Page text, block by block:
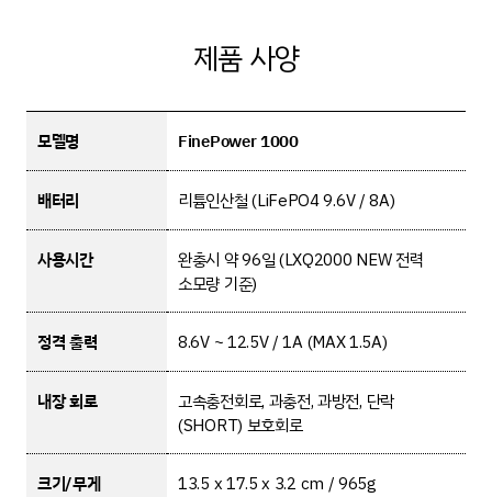
제품 사양
모델명 FinePower 1000
배터리 리튬인산철 (LiFePO4 9.6V / 8A)
사용시간
완충시 약 96일 (LXQ2000 NEW 전력
소모량 기준)
정격 출력 8.6V ~ 12.5V / 1A (MAX 1.5A)
내장 회로
고속충전회로, 과충전, 과방전, 단락
(SHORT) 보호회로
크기/무게 13.5 x 17.5 x 3.2 cm / 965g